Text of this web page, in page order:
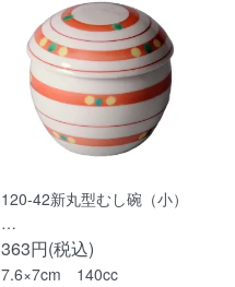
120-42新丸型むし碗（小）
…
363円(税込)
7.6×7cm 140cc